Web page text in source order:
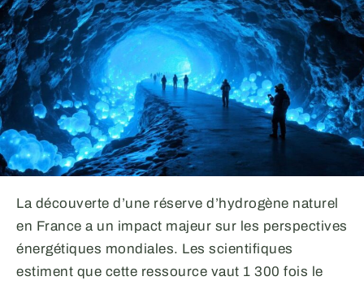
La découverte d’une réserve d’hydrogène naturel
en France a un impact majeur sur les perspectives
énergétiques mondiales. Les scientifiques
estiment que cette ressource vaut 1 300 fois le